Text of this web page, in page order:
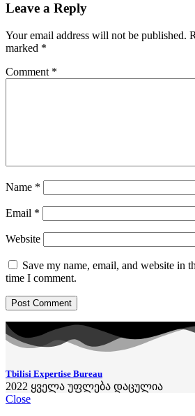
Leave a Reply
Your email address will not be published.
marked *
Comment *
Name *
Email *
Website
Save my name, email, and website in
time I comment.
Tbilisi Expertise Bureau
2022 ყველა უფლება დაცულია
Close